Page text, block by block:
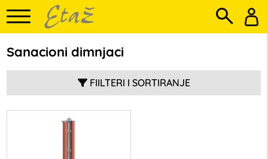
Sanacioni dimnjaci
FIILTERI I SORTIRANJE